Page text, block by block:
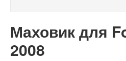
Маховик для
2008